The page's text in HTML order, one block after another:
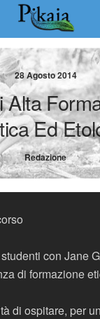
28 Agosto 2014
Alta
Ed
Redazione
con Jane
di formazione
di ospitare, per